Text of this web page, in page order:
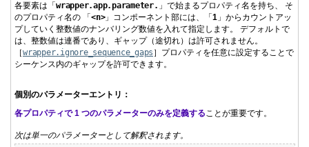
各要素は「 wrapper.app.parameter. 」で始まるプロパティ名を持ち、 そ
のプロパティ名の 「 <n>」コンポーネント部には、「1 」からカウントアッ
プしていく整数値のナンバリング数値を入れて指定します。 デフォルトで
は、整数値は連番であり、ギャップ（途切れ）は許可されません。
［wrapper. ignore_sequence_gaps ］プロパティを任意に設定することで
シーケンス内のギャップを許可できます。
個別のパラメーターエントリ：
各プロパティで 1 つのパラメーターのみを定義することが重要です。
次は単一のパラメーターとして解釈されます。